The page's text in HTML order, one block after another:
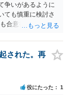
争いがあるように
ても慎重に検討さ
合意書を交わし，
う。 一度弁護士に
された。再
役にたった 1